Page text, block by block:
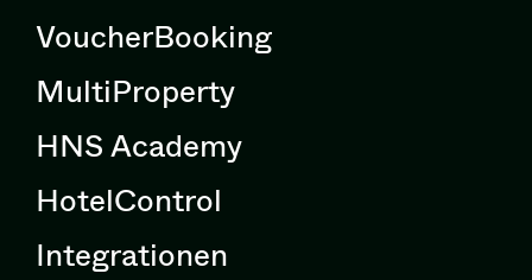
VoucherBooking
MultiProperty
HNS Academy
HotelControl
Integrationen